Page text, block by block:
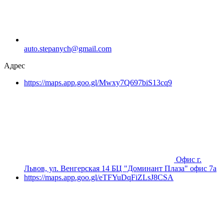
auto.stepanych@gmail.com
Адрес
https://maps.app.goo.gl/Mwxy7Q697biS13cq9
Офис г.
Львов, ул. Венгерская 14 БЦ "Доминант Плаза" офис 7а
https://maps.app.goo.gl/eTFYuDqFiZLsJ8CSA